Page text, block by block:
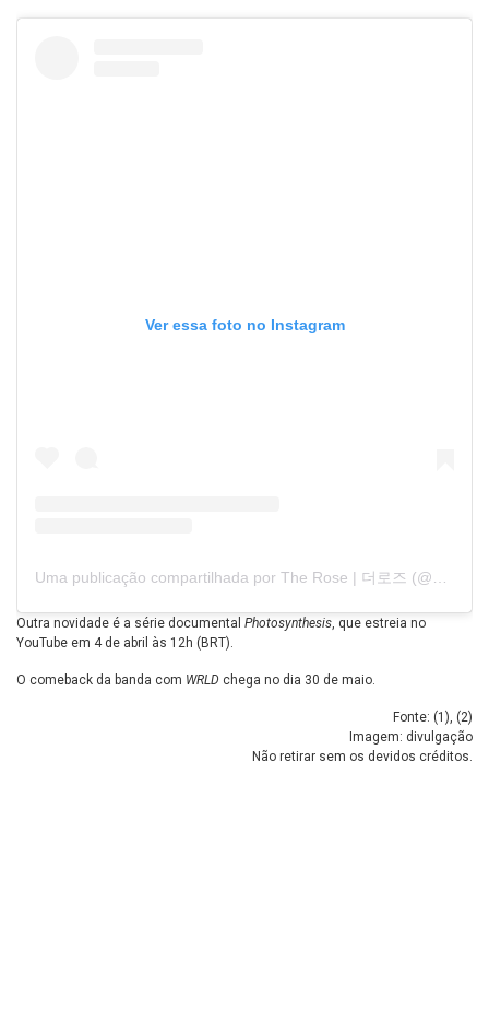
Ver essa foto no Instagram
Outra novidade é a série documental Photosynthesis, que estreia no
YouTube em 4 de abril às 12h (BRT).
O comeback da banda com WRLD chega no dia 30 de maio.
Fonte: (1 ), (2)
Imagem: divulgação
Não retirar sem os devidos créditos.